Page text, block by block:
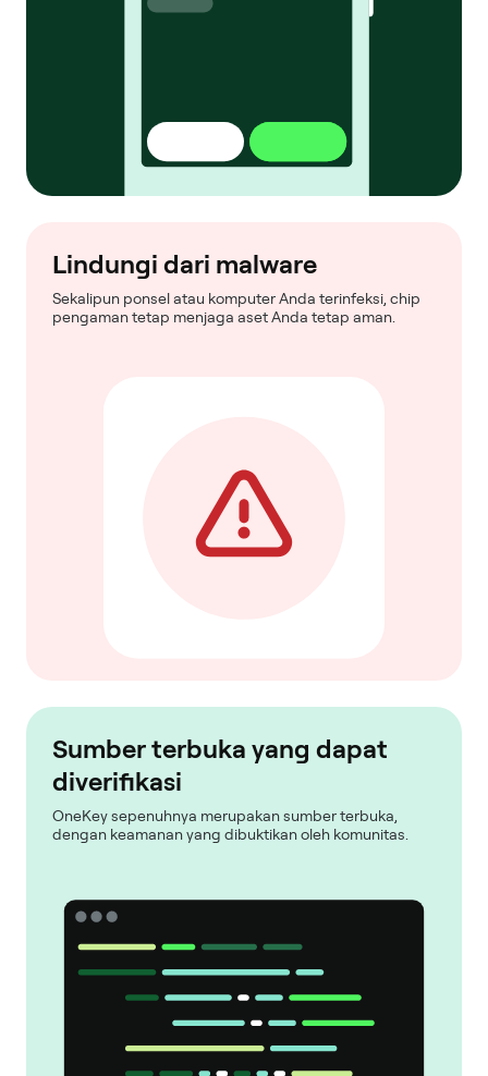
Lindungi dari malware
Sekalipun ponsel atau komputer Anda terinfeksi, chip
pengaman tetap menjaga aset Anda tetap aman.
Sumber terbuka yang dapat
diverifikasi
OneKey sepenuhnya merupakan sumber terbuka,
dengan keamanan yang dibuktikan oleh komunitas.